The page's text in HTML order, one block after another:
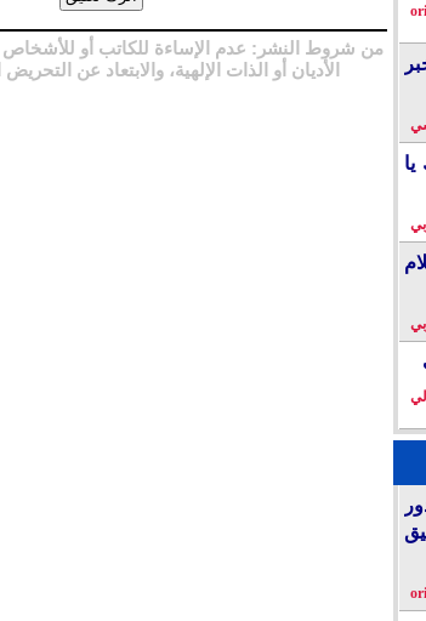
من شروط النشر: عدم الإساءة للكاتب أو للأشخاص
الأديان أو الذات الإلهية، والابتعاد عن